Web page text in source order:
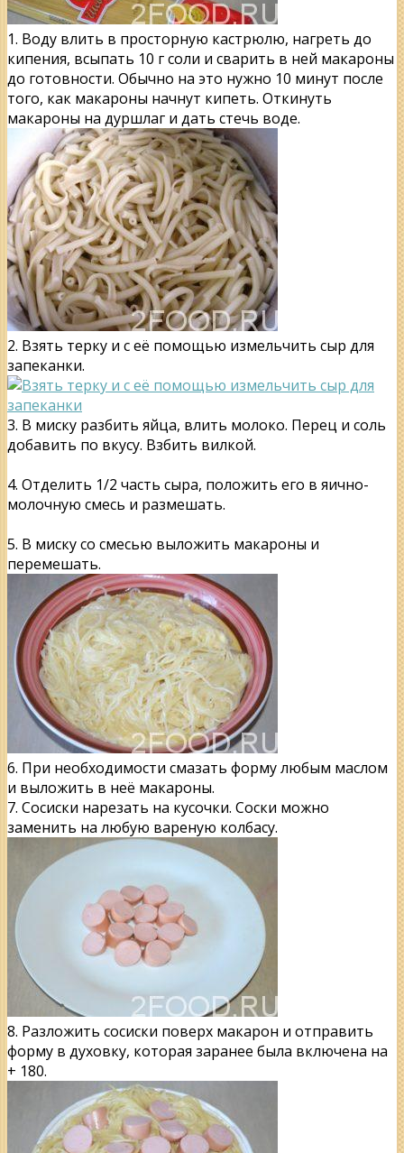
1. Воду влить в просторную кастрюлю, нагреть до
кипения, всыпать 10 г соли и сварить в ней макароны
до готовности. Обычно на это нужно 10 минут после
того, как макароны начнут кипеть. Откинуть
макароны на дуршлаг и дать стечь воде.
2. Взять терку и с её помощью измельчить сыр для
запеканки.
3. В миску разбить яйца, влить молоко. Перец и соль
добавить по вкусу. Взбить вилкой.
4. Отделить 1/2 часть сыра, положить его в яично-
молочную смесь и размешать.
5. В миску со смесью выложить макароны и
перемешать.
6. При необходимости смазать форму любым маслом
и выложить в неё макароны.
7. Сосиски нарезать на кусочки. Соски можно
заменить на любую вареную колбасу.
8. Разложить сосиски поверх макарон и отправить
форму в духовку, которая заранее была включена на
+ 180.